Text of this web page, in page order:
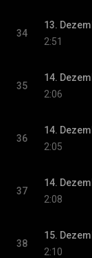
34
13.
2:51
35
14.
2:06
36
14.
2:05
37
14.
2:08
38
15.
2:10